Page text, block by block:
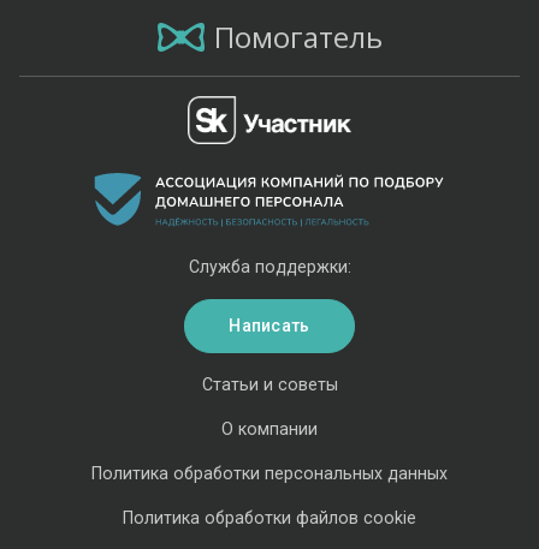
Помогатель
Статьи и советы
О компании
Политика обработки персональных данных
Политика обработки файлов cookie
Служба поддержки:
Написать